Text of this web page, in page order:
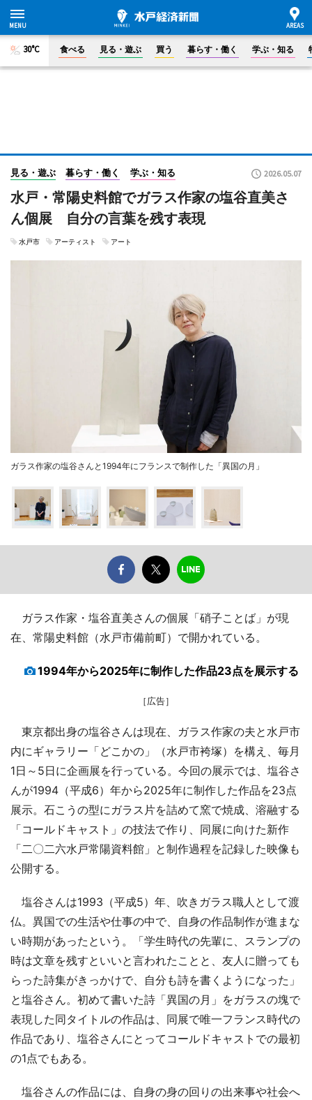
30°C 食べる 見る・遊ぶ 買う 暮らす・働く 学ぶ・知る
見る・遊ぶ 暮らす・働く 学ぶ・知る 2026.05.07
水戸・常陽史料館でガラス作家の塩谷直美さ
ん個展 自分の言葉を残す表現
水戸市 アーティスト アート
ガラス作家の塩谷さんと1994年にフランスで制作した「異国の月」
ガラス作家・塩谷直美さんの個展「硝子ことば」が現
在、常陽史料館（水戸市備前町）で開かれている。
1994年から2025年に制作した作品23点を展示する
［広告］
東京都出身の塩谷さんは現在、ガラス作家の夫と水戸市
内にギャラリー「どこかの」（水戸市袴塚）を構え、毎月
1日～5日に企画展を行っている。今回の展示では、塩谷さ
んが1994（平成6）年から2025年に制作した作品を23点
展示。石こうの型にガラス片を詰めて窯で焼成、溶融する
「コールドキャスト」の技法で作り、同展に向けた新作
「二〇二六水戸常陽資料館」と制作過程を記録した映像も
公開する。
塩谷さんは1993（平成5）年、吹きガラス職人として渡
仏。異国での生活や仕事の中で、自身の作品制作が進まな
い時期があったという。「学生時代の先輩に、スランプの
時は文章を残すといいと言われたことと、友人に贈っても
らった詩集がきっかけで、自分も詩を書くようになった」
と塩谷さん。初めて書いた詩「異国の月」をガラスの塊で
表現した同タイトルの作品は、同展で唯一フランス時代の
作品であり、塩谷さんにとってコールドキャストでの最初
の1点でもある。
塩谷さんの作品には、自身の身の回りの出来事や社会へ